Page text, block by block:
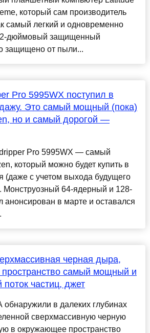
который сам производитель
самый легкий и одновременно
дюймовый защищенный
защищено от пыли...
Pro 5995WX поступил в
Это самый мощный (пока)
но и самый дорогой —
Pro 5995WX — самый
который можно будет купить в
(даже с учетом выхода будущего
Монструозный 64-ядерный и 128-
анонсирован в марте и оставался
черная дыра,
самый мощный и
частиц, джет
в далеких глубинах
сверхмассивную черную
в окружающее пространство